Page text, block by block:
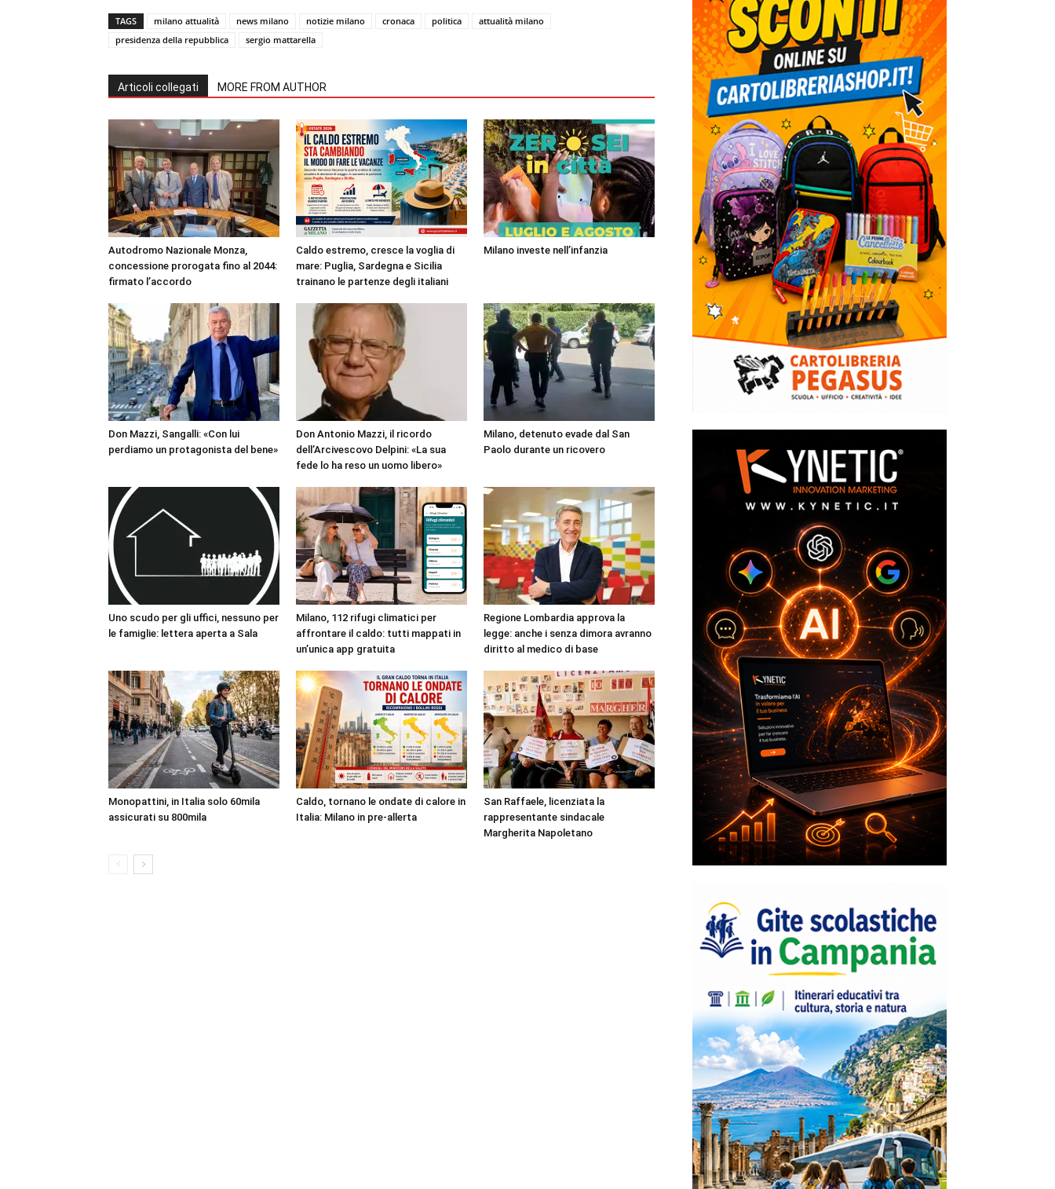
TAGS milano attualità news milano notizie milano cronaca politica
attualità milano
presidenza della repubblica
sergio mattarella
Articoli collegati MORE FROM AUTHOR
Autodromo Nazionale Monza,
concessione prorogata fino al 2044:
firmato l’accordo
Caldo estremo, cresce la voglia di
mare: Puglia, Sardegna e Sicilia
trainano le partenze degli italiani
Milano investe nell’infanzia
Don Mazzi, Sangalli: «Con lui
perdiamo un protagonista del bene»
Don Antonio Mazzi, il ricordo
dell’Arcivescovo Delpini: «La sua
fede lo ha reso un uomo libero»
Milano, detenuto evade dal San
Paolo durante un ricovero
Uno scudo per gli uffici, nessuno per
le famiglie: lettera aperta a Sala
Milano, 112 rifugi climatici per
affrontare il caldo: tutti mappati in
un’unica app gratuita
Regione Lombardia approva la
legge: anche i senza dimora avranno
diritto al medico di base
Monopattini, in Italia solo 60mila
assicurati su 800mila
Caldo, tornano le ondate di calore in
Italia: Milano in pre-allerta
San Raffaele, licenziata la
rappresentante sindacale
Margherita Napoletano